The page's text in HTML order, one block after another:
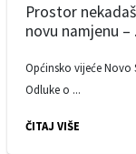
Prostor
novu namjenu –
Općinsko vijeće
Odluke o ...
ČITAJ VIŠE